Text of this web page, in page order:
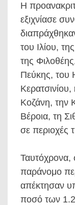
Η
εξιχνίασε
του Ιλίου,
της
Πεύκης, του
Κοζάνη, την
Βέροια, τη
σε περιοχές
παράνομο
απέκτησαν
ποσό των